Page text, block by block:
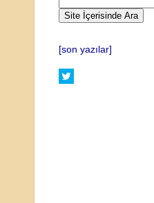
[son yazılar]